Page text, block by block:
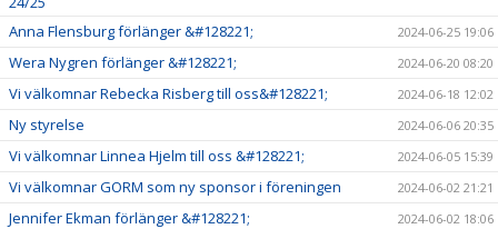
Anna Flensburg förlänger &#128221; 2024-06-25 19:06
Wera Nygren förlänger &#128221; 2024-06-20 08:20
Vi välkomnar Rebecka Risberg till oss&#128221; 2024-06-18 12:02
Ny styrelse 2024-06-06 20:35
Vi välkomnar Linnea Hjelm till oss &#128221; 2024-06-05 15:39
Vi välkomnar GORM som ny sponsor i föreningen 2024-06-02 21:21
Jennifer Ekman förlänger &#128221; 2024-06-02 18:06